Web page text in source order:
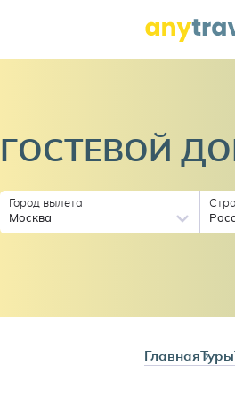
ГОСТЕВОЙ
Город вылета
Москва
ГлавнаяТуры